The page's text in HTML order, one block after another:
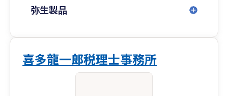
弥生製品
喜多龍一郎税理士事務所